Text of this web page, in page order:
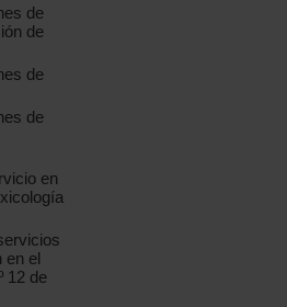
de
de
de
de
en
en el
12 de